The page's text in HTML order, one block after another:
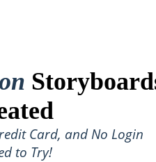
Card, and No Login
to Try!